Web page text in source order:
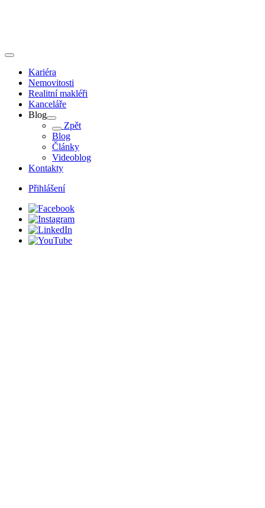
Kariéra
Nemovitosti
Realitní makléři
Kanceláře
Blog
Zpět
Blog
Články
Videoblog
Kontakty
Přihlášení